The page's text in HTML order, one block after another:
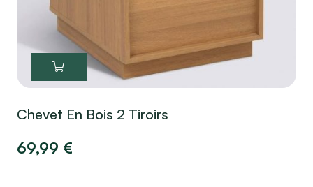
Chevet En Bois 2 Tiroirs
69,99 €